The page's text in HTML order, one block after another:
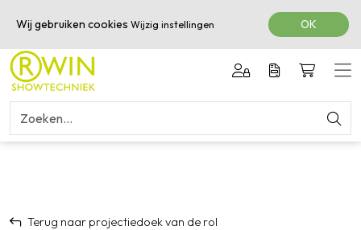
050-3601616
Terug naar projectiedoek van de rol
Wij gebruiken cookies Wijzig instellingen OK